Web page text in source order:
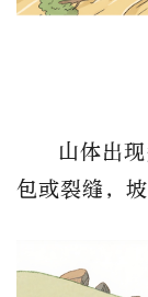
山体出
包或裂缝，